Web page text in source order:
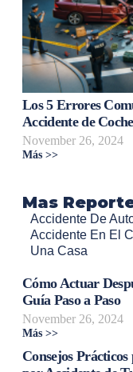
Los 5 Errores
Accidente de Coche
November 26, 2024
Más >>
Mas
Accidente De
Accidente En El
Una Casa
Cómo Actuar
Guía Paso a Paso
November 26, 2024
Más >>
Consejos